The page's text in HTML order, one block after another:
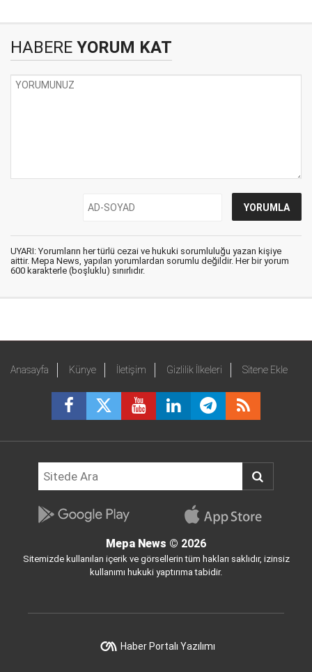
HABERE YORUM KAT
UYARI: Yorumların her türlü cezai ve hukuki sorumluluğu yazan kişiye
aittir. Mepa News, yapılan yorumlardan sorumlu değildir. Her bir yorum
600 karakterle (boşluklu) sınırlıdır.
Anasayfa Künye İletişim Gizlilik İlkeleri Sitene Ekle
Mepa News © 2026
Sitemizde kullanılan içerik ve görsellerin tüm hakları saklıdır, izinsiz
kullanımı hukuki yaptırıma tabidir.
Haber Portalı Yazılımı